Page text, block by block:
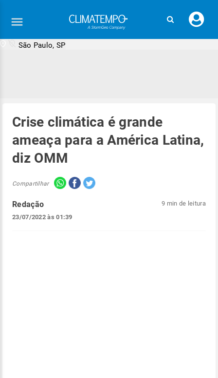
seu
São Paulo, SP
Crise climática é grande
ameaça para a América Latina,
diz OMM
Compartilhar
Redação
23/07/2022 às 01:39
9 min de leitura